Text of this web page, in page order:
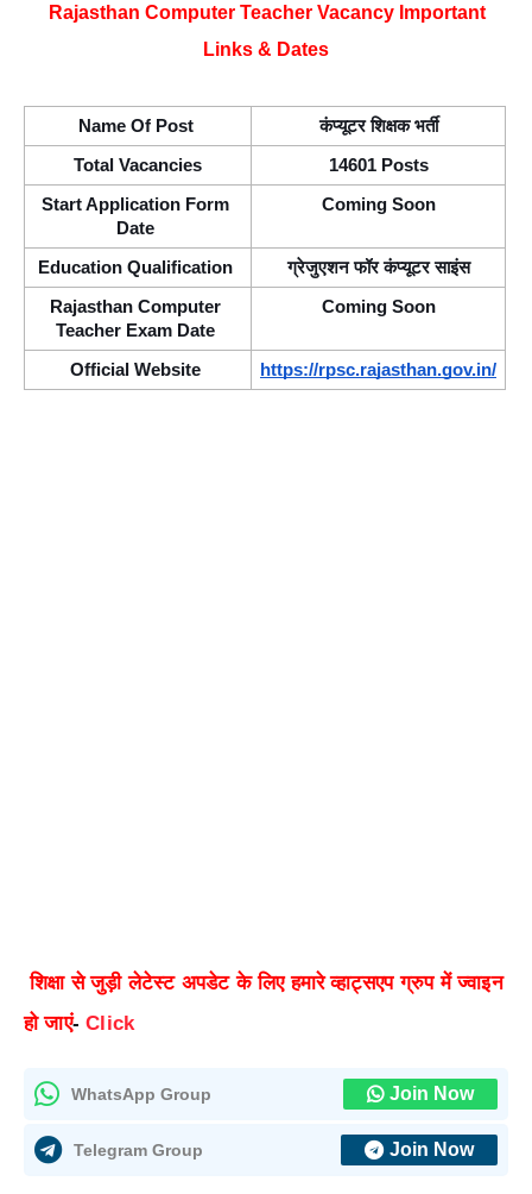
Rajasthan Computer Teacher Vacancy Important
Links & Dates
Name Of Post कंप्यूटर शिक्षक भर्ती
Total Vacancies 14601 Posts
Start Application Form
Date
Coming Soon
Education Qualification ग्रेजुएशन फॉर कंप्यूटर साइंस
Rajasthan Computer
Teacher Exam Date
Coming Soon
Official Website https://rpsc.rajasthan.gov.in/
शिक्षा से जुड़ी लेटेस्ट अपडेट के लिए हमारे व्हाट्सएप ग्रुप में ज्वाइन
हो जाएं-Click
WhatsApp Group Join Now
Telegram Group Join Now